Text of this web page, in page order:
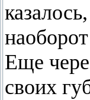
Еще
своих